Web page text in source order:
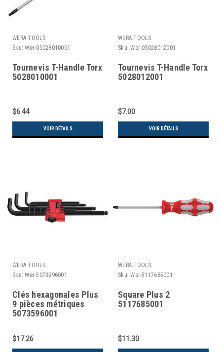
WERA TOOLS
Sku: Wer-05028010001
Tournevis T-Handle Torx
5028010001
$6.44
VOIR DÉTAILS
WERA TOOLS
Sku: Wer-05028012001
Tournevis T-Handle Torx
5028012001
$7.00
VOIR DÉTAILS
WERA TOOLS
Sku: Wer-5073596001
Clés hexagonales Plus
9 pièces métriques
5073596001
$17.26
WERA TOOLS
Sku: Wer-5117685001
Square Plus 2
5117685001
$11.30